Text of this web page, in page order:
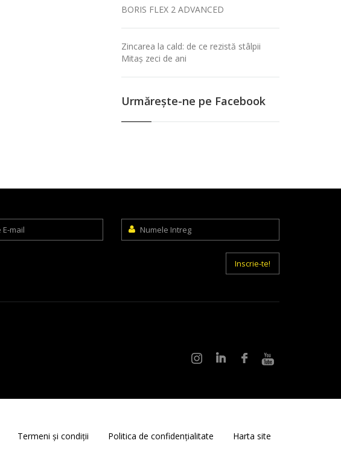
BORIS FLEX 2 ADVANCED
Zincarea la cald: de ce rezistă stâlpii
Mitaș zeci de ani
Urmăreşte-ne pe Facebook
Numele
Intreg
Inscrie-te!
Termeni și condiții Politica de confidențialitate Harta site